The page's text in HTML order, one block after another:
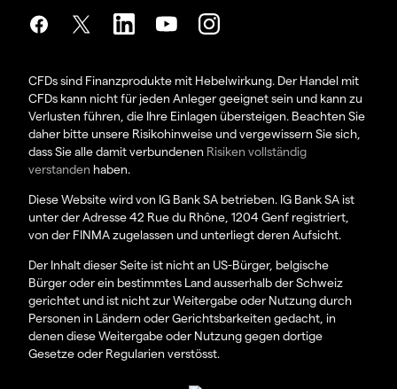
CFDs sind Finanzprodukte mit Hebelwirkung. Der Handel mit
CFDs kann nicht für jeden Anleger geeignet sein und kann zu
Verlusten führen, die Ihre Einlagen übersteigen. Beachten Sie
daher bitte unsere Risikohinweise und vergewissern Sie sich,
dass Sie alle damit verbundenen Risiken vollständig
verstanden haben.
Diese Website wird von IG Bank SA betrieben. IG Bank SA ist
unter der Adresse 42 Rue du Rhône, 1204 Genf registriert,
von der FINMA zugelassen und unterliegt deren Aufsicht.
Der Inhalt dieser Seite ist nicht an US-Bürger, belgische
Bürger oder ein bestimmtes Land ausserhalb der Schweiz
gerichtet und ist nicht zur Weitergabe oder Nutzung durch
Personen in Ländern oder Gerichtsbarkeiten gedacht, in
denen diese Weitergabe oder Nutzung gegen dortige
Gesetze oder Regularien verstösst.